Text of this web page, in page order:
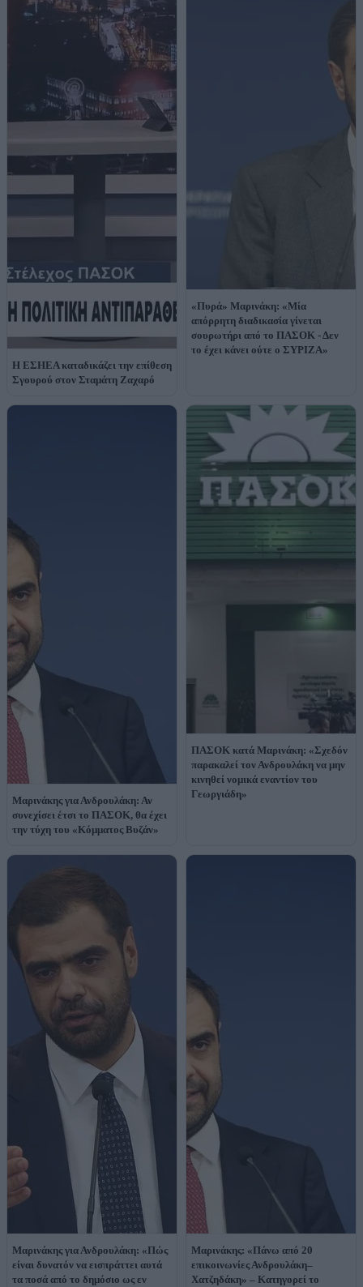
Η ΕΣΗΕΑ καταδικάζει την επίθεση
Σγουρού στον Σταμάτη Ζαχαρό
«Πυρά» Μαρινάκη: «Μία
απόρρητη διαδικασία γίνεται
σουρωτήρι από το ΠΑΣΟΚ - Δεν
το έχει κάνει ούτε ο ΣΥΡΙΖΑ»
Μαρινάκης για Ανδρουλάκη: Αν
συνεχίσει έτσι το ΠΑΣΟΚ, θα έχει
την τύχη του «Κόμματος Βυζάν»
ΠΑΣΟΚ κατά Μαρινάκη: «Σχεδόν
παρακαλεί τον Ανδρουλάκη να μην
κινηθεί νομικά εναντίον του
Γεωργιάδη»
Μαρινάκης για Ανδρουλάκη: «Πώς
είναι δυνατόν να εισπράττει αυτά
τα ποσά από το δημόσιο ως εν
Μαρινάκης: «Πάνω από 20
επικοινωνίες Ανδρουλάκη–
Χατζηδάκη» – Κατηγορεί το